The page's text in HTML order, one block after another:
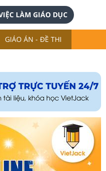
LÀM GIÁO DỤC
GIÁO ÁN - ĐỀ THI